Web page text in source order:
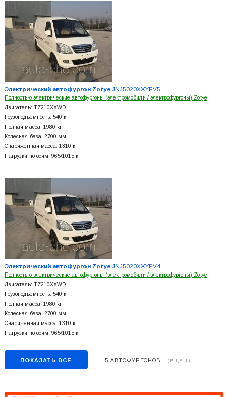
Электрический автофургон ZotyeJNJ5020XXYEV5
Полностью электрические автофургоны (электромобили / электрофургоны) Zotye
Двигатель: TZ210XXWD
Грузоподъемность: 540 кг
Полная масса: 1980 кг
Колесная база: 2700 мм
Снаряженная масса: 1310 кг
Нагрузки по осям: 965/1015 кг
Электрический автофургон ZotyeJNJ5020XXYEV4
Полностью электрические автофургоны (электромобили / электрофургоны) Zotye
Двигатель: TZ210XXWD
Грузоподъемность: 540 кг
Полная масса: 1980 кг
Колесная база: 2700 мм
Снаряженная масса: 1310 кг
Нагрузки по осям: 965/1015 кг
ПОКАЗАТЬ ВСЕ 5 АВТОФУРГОНОВ (ЕЩЕ 1)